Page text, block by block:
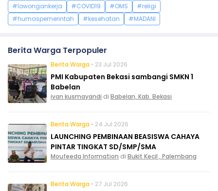
#lowongankerja #COVID19 #OMS
#religi
#humaspemerintah
#kesehatan #MADANI
Berita Warga Terpopuler
Berita Warga • 23 Jul 2026
PMI Kabupaten Bekasi sambangi SMKN 1
Babelan
ivan kusmayandi di Babelan, Kab. Bekasi
Berita Warga • 24 Jul 2026
LAUNCHING PEMBINAAN BEASISWA CAHAYA
PINTAR TINGKAT SD/SMP/SMA
Moufeeda Information di Bukit Kecil , Palembang
Berita Warga • 27 Jul 2026